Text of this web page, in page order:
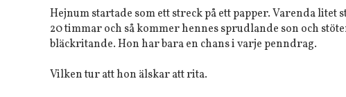
Hejnum startade som ett streck på ett papper. Varenda
20 timmar och så kommer hennes sprudlande son och
bläckritande. Hon har bara en chans i varje penndrag.
Vilken tur att hon älskar att rita.